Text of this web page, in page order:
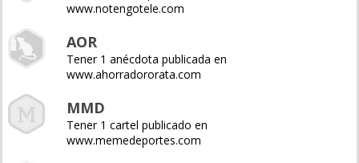
www.notengotele.com
AOR
Tener 1 anécdota publicada en
www.ahorradororata.com
MMD
Tener 1 cartel publicado en
www.memedeportes.com